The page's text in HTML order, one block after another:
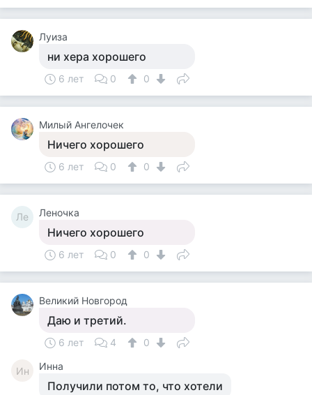
Луиза
ни хера хорошего
6 лет 0 0
Милый Ангелочек
Ничего хорошего
6 лет 0 0
Ле Леночка
Ничего хорошего
6 лет 0 0
Великий Новгород
Даю и третий.
6 лет 4 0
Ин Инна
Получили потом то, что хотели